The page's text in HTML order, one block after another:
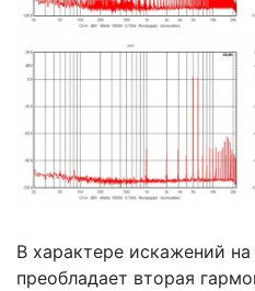
В характере искажений
преобладает вторая